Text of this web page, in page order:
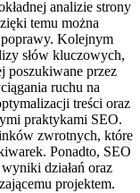
analizie strony
temu można
Kolejnym
słów kluczowych,
poszukiwane przez
ruchu na
treści oraz
praktykami SEO.
zwrotnych, które
Ponadto, SEO
działań oraz
projektem.